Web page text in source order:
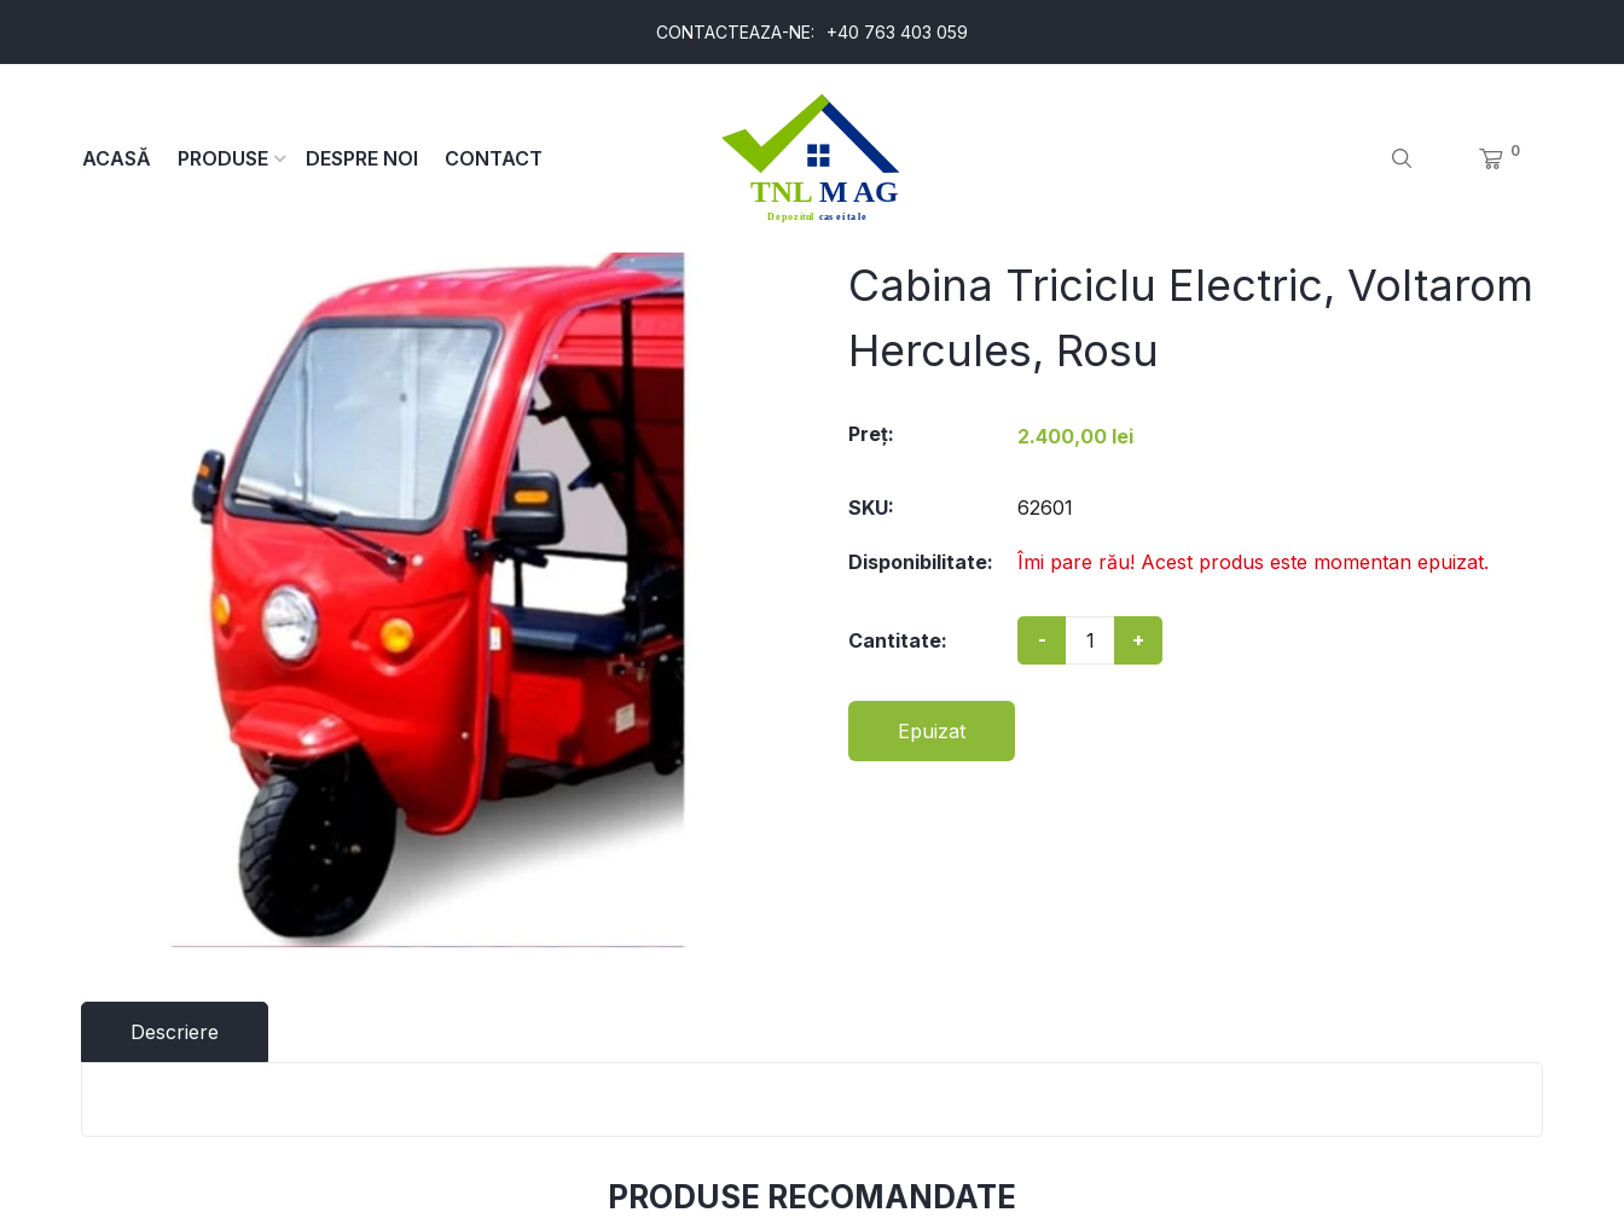
CONTACTEAZA-NE: +40 763 403 059
ACASĂ PRODUSE DESPRE NOI CONTACT 0
Cabina Triciclu Electric, Voltarom
Hercules, Rosu
Preţ: 2.400,00 lei
SKU: 62601
Disponibilitate: Îmi pare rău! Acest produs este momentan epuizat.
Cantitate: - +
Epuizat
Descriere
PRODUSE RECOMANDATE